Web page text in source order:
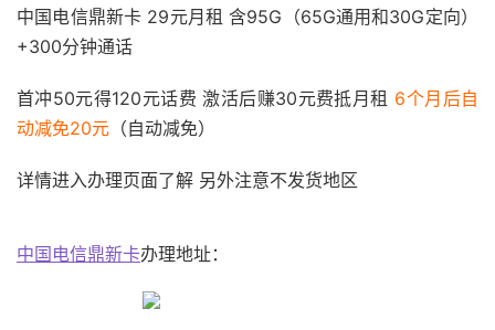
中国电信鼎新卡 29元月租 含95G（65G通用和30G定向）
+300分钟通话
首冲50元得120元话费 激活后赚30元费抵月租 6个月后自
动减免20元 （自动减免）
详情进入办理页面了解 另外注意不发货地区
中国电信鼎新卡办理地址：